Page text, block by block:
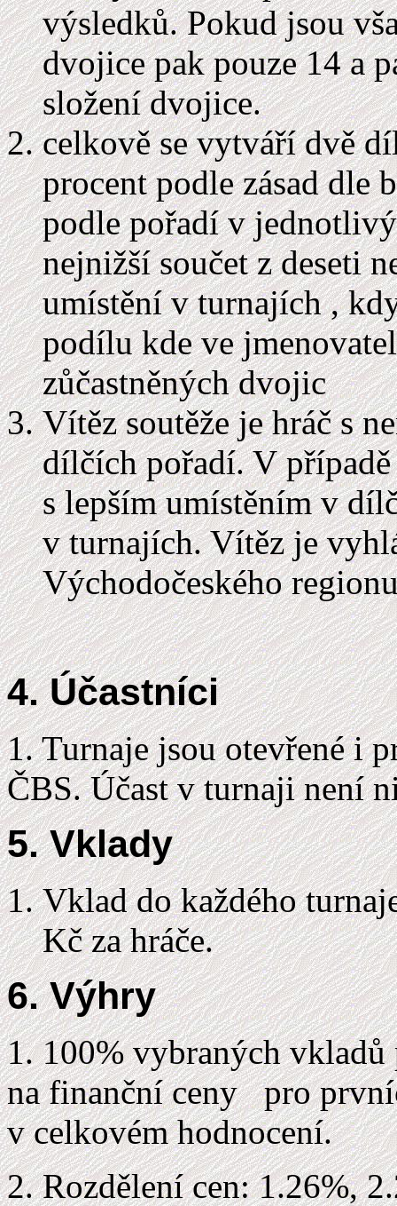
výsledků. Pokud jsou
dvojice pak pouze 14 a
složení dvojice.
celkově se vytváří dvě
procent podle zásad dle
podle pořadí v
nejnižší součet z deseti
umístění v turnajích ,
podílu kde ve
zůčastněných dvojic
Vítěz soutěže je hráč s
dílčích pořadí. V případě
s lepším umístěním v
v turnajích. Vítěz je
Východočeského
4. Účastníci
1. Turnaje jsou otevřené i
ČBS. Účast v turnaji není
5. Vklady
Vklad do každého
Kč za hráče.
6. Výhry
1. 100% vybraných
na finanční ceny pro
v celkovém hodnocení.
2. Rozdělení cen: 1.26%,